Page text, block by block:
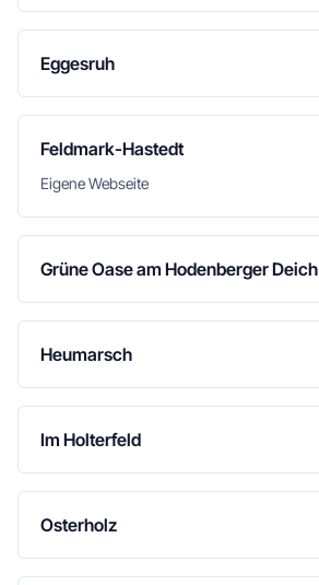
Eggesruh
Feldmark-Hastedt
Eigene Webseite
Grüne Oase am Hodenberger Deich
Heumarsch
Im Holterfeld
Osterholz